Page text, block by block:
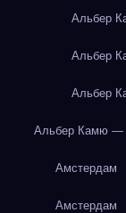
Альбер
Альбер
Альбер
Альбер Камю —
Амстердам
Амстердам